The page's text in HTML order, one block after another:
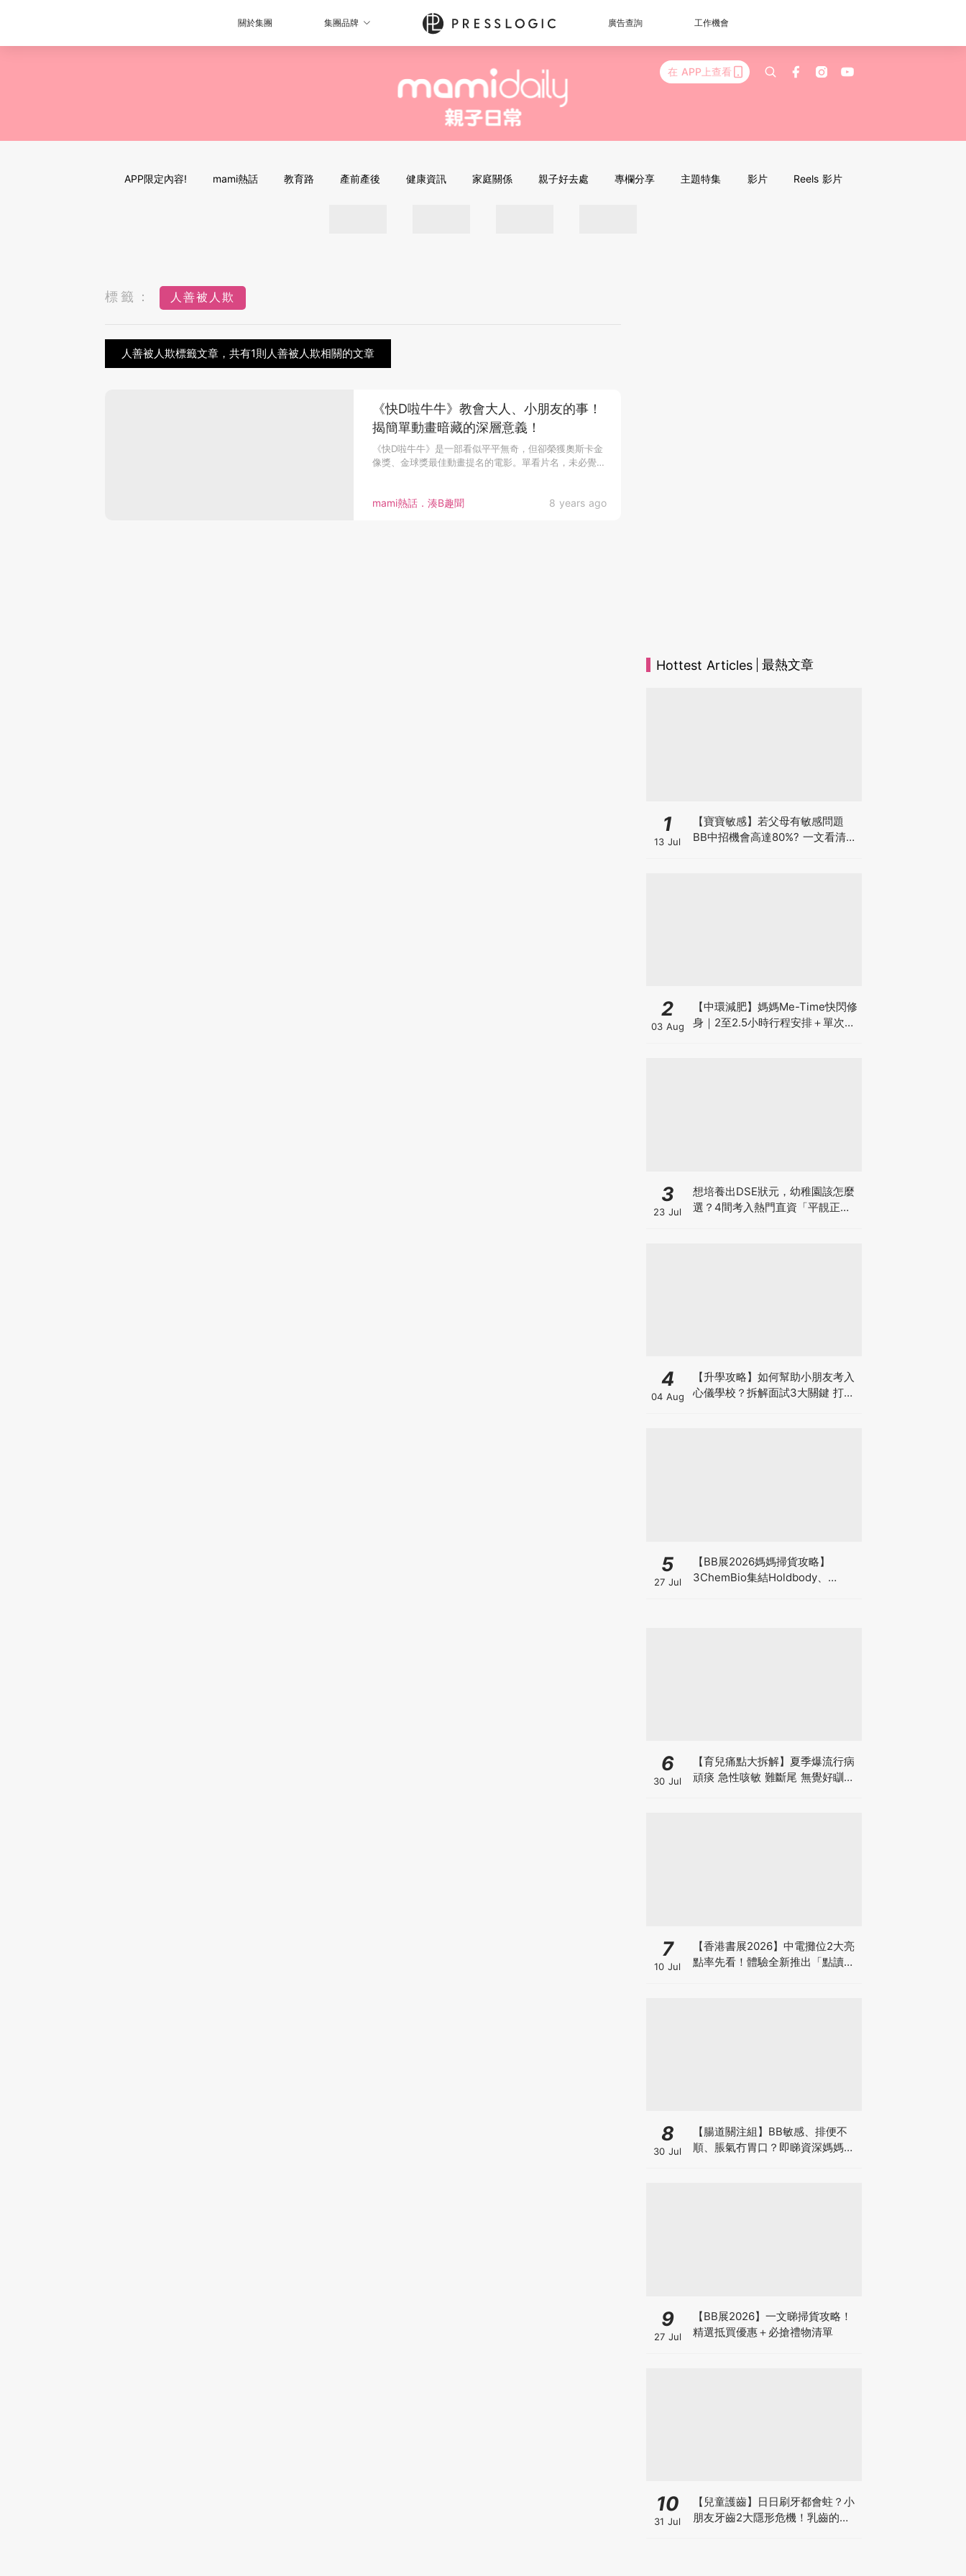
關於集團 集團品牌 廣告查詢 工作機會
在 APP上查看
APP限定內容! mami熱話 教育路 產前產後 健康資訊 家庭關係 親子好去處 專欄分享 主題特集 影片 Reels 影片
標籤： 人善被人欺
人善被人欺標籤文章，共有1則人善被人欺相關的文章
mami熱話．湊B趣聞 8 years ago
《快D啦牛牛》教會大人、小朋友的事！
揭簡單動畫暗藏的深層意義！
《快D啦牛牛》是一部看似平平無奇，但卻榮獲奧斯卡金
像獎、金球獎最佳動畫提名的電影。單看片名，未必覺得
Hottest Articles 最熱文章
1
13 Jul
【寶寶敏感】若父母有敏感問題
BB中招機會高達80%? 一文看清預
2
03 Aug
【中環減肥】媽媽Me-Time快閃修
身｜2至2.5小時行程安排＋單次收
3
23 Jul
想培養出DSE狀元，幼稚園該怎麼
選？4間考入熱門直資「平靚正」
4
04 Aug
【升學攻略】如何幫助小朋友考入
心儀學校？拆解面試3大關鍵 打好
5
27 Jul
【BB展2026媽媽掃貨攻略】
3ChemBio集結Holdbody、
6
30 Jul
【育兒痛點大拆解】夏季爆流行病
頑痰 急性咳敏 難斷尾 無覺好瞓？
7
10 Jul
【香港書展2026】中電攤位2大亮
點率先看！體驗全新推出「點讀故
8
30 Jul
【腸道關注組】BB敏感、排便不
順、脹氣冇胃口？即睇資深媽媽分
9
27 Jul
【BB展2026】一文睇掃貨攻略！
精選抵買優惠＋必搶禮物清單
10
31 Jul
【兒童護齒】日日刷牙都會蛀？小
朋友牙齒2大隱形危機！乳齒的琺